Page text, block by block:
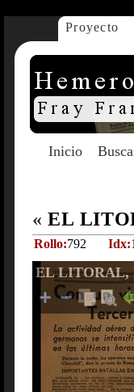
Proyecto
Inicio
« EL
Rollo:792 Idx:
EL LITORAL,